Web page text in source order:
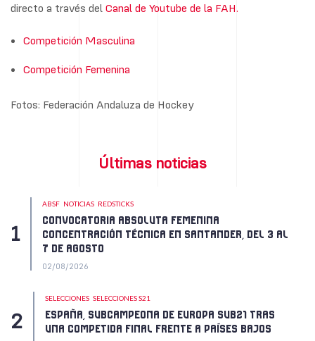
directo a través del Canal de Youtube de la FAH.
Competición Masculina
Competición Femenina
Fotos: Federación Andaluza de Hockey
Últimas noticias
ABSF NOTICIAS REDSTICKS
CONVOCATORIA ABSOLUTA FEMENINA
CONCENTRACIÓN TÉCNICA EN SANTANDER, DEL 3 AL
7 DE AGOSTO
02/08/2026
SELECCIONES SELECCIONES S21
ESPAÑA, SUBCAMPEONA DE EUROPA SUB21 TRAS
UNA COMPETIDA FINAL FRENTE A PAÍSES BAJOS